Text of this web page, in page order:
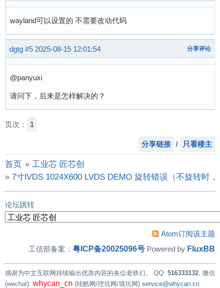
wayland可以设置的 不需要改动代码
dgtg #5 2025-08-15 12:01:54 分享评论
@panyuxi
请问下，后来是怎样解决的？
页次： 1
分享链接 / 只看楼主
首页 » 工业芯 匠芯创
» 7寸lVDS 1024X600 LVDS DEMO 旋转错误（不旋转时
论坛跳转
Atom订阅该主题
工信部备案： 粤ICP备20025096号 Powered by FluxBB
感谢为中文互联网持续输出优质内容的各位老铁们。 QQ: 516333132, 微信
(wechat): whycan_cn (哇酷网/挖坑网/填坑网) service@whycan.cn